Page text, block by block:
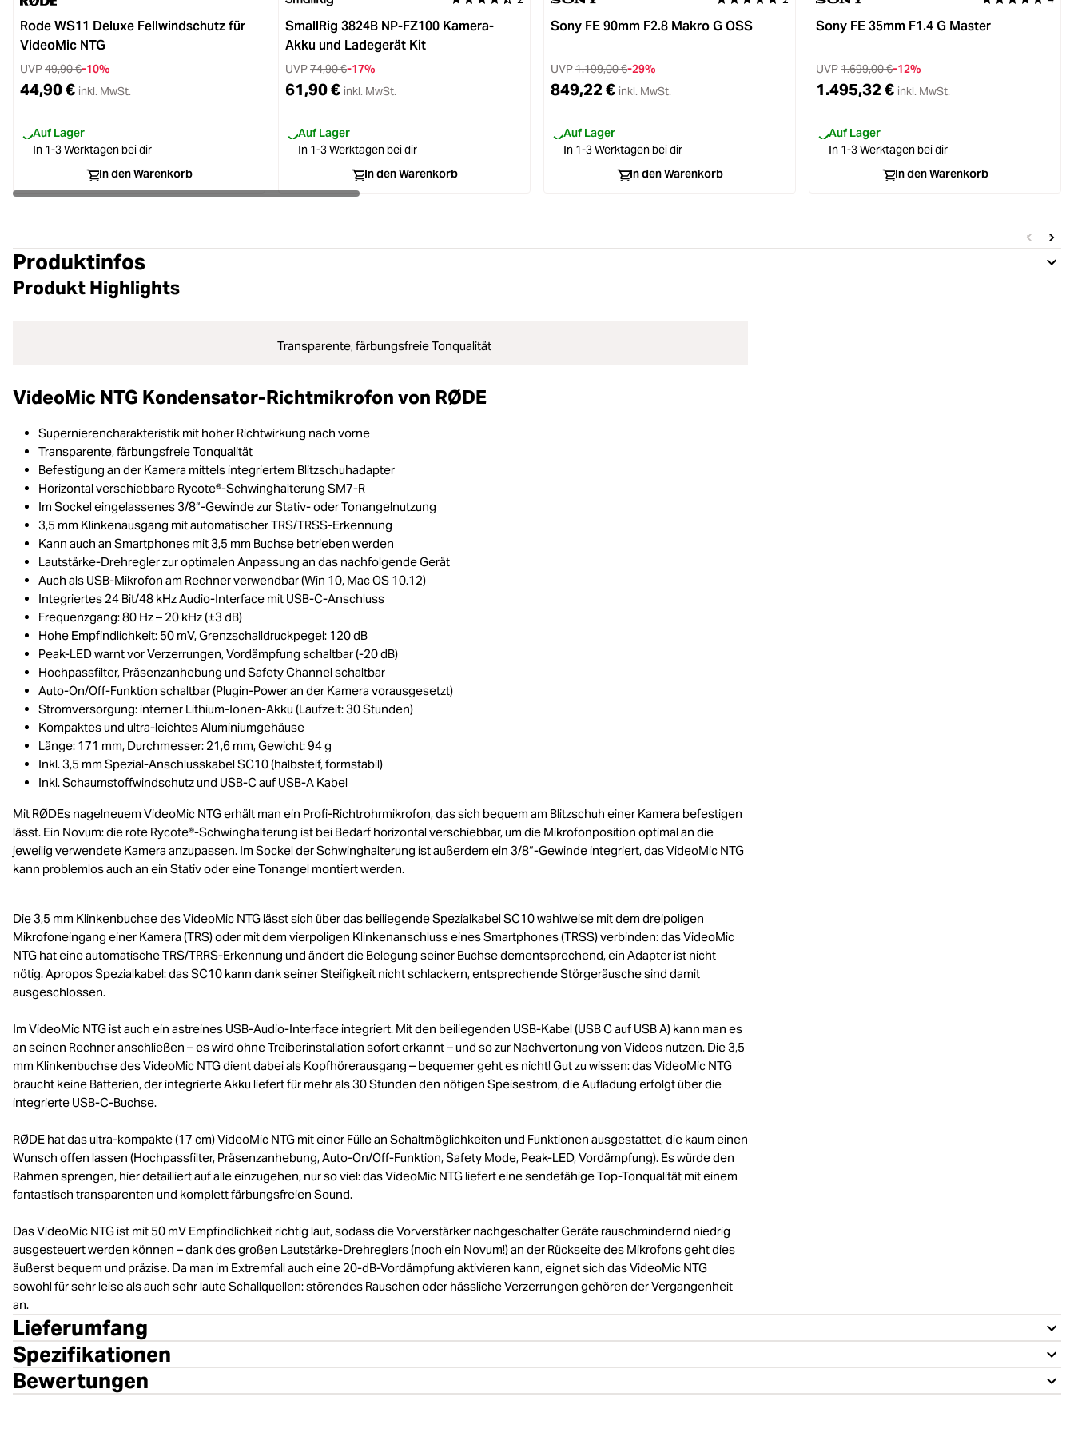
Rode WS11 Deluxe Fellwindschutz für
VideoMic NTG
UVP49,90 €-10%
44,90 € inkl. MwSt.
Auf Lager
In 1-3 Werktagen bei dir
In den Warenkorb
SmallRig 3824B NP-FZ100 Kamera-
Akku und Ladegerät Kit
UVP74,90 €-17%
61,90 € inkl. MwSt.
Auf Lager
In 1-3 Werktagen bei dir
In den Warenkorb
Sony FE 90mm F2.8 Makro G OSS
UVP1.199,00 €-29%
849,22 € inkl. MwSt.
Auf Lager
In 1-3 Werktagen bei dir
In den Warenkorb
Sony FE 35mm F1.4 G Master
UVP1.699,00 €-12%
1.495,32 € inkl. MwSt.
Auf Lager
In 1-3 Werktagen bei dir
In den Warenkorb
Produktinfos
Produkt Highlights
Transparente, färbungsfreie Tonqualität
VideoMic NTG Kondensator-Richtmikrofon von RØDE
Supernierencharakteristik mit hoher Richtwirkung nach vorne
Transparente, färbungsfreie Tonqualität
Befestigung an der Kamera mittels integriertem Blitzschuhadapter
Horizontal verschiebbare Rycote®-Schwinghalterung SM7-R
Im Sockel eingelassenes 3/8“-Gewinde zur Stativ- oder Tonangelnutzung
3,5 mm Klinkenausgang mit automatischer TRS/TRSS-Erkennung
Kann auch an Smartphones mit 3,5 mm Buchse betrieben werden
Lautstärke-Drehregler zur optimalen Anpassung an das nachfolgende Gerät
Auch als USB-Mikrofon am Rechner verwendbar (Win 10, Mac OS 10.12)
Integriertes 24 Bit/48 kHz Audio-Interface mit USB-C-Anschluss
Frequenzgang: 80 Hz – 20 kHz (±3 dB)
Hohe Empfindlichkeit: 50 mV, Grenzschalldruckpegel: 120 dB
Peak-LED warnt vor Verzerrungen, Vordämpfung schaltbar (-20 dB)
Hochpassfilter, Präsenzanhebung und Safety Channel schaltbar
Auto-On/Off-Funktion schaltbar (Plugin-Power an der Kamera vorausgesetzt)
Stromversorgung: interner Lithium-Ionen-Akku (Laufzeit: 30 Stunden)
Kompaktes und ultra-leichtes Aluminiumgehäuse
Länge: 171 mm, Durchmesser: 21,6 mm, Gewicht: 94 g
Inkl. 3,5 mm Spezial-Anschlusskabel SC10 (halbsteif, formstabil)
Inkl. Schaumstoffwindschutz und USB-C auf USB-A Kabel
Mit RØDEs nagelneuem VideoMic NTG erhält man ein Profi-Richtrohrmikrofon, das sich bequem am Blitzschuh einer Kamera befestigen
lässt. Ein Novum: die rote Rycote®-Schwinghalterung ist bei Bedarf horizontal verschiebbar, um die Mikrofonposition optimal an die
jeweilig verwendete Kamera anzupassen. Im Sockel der Schwinghalterung ist außerdem ein 3/8“-Gewinde integriert, das VideoMic NTG
kann problemlos auch an ein Stativ oder eine Tonangel montiert werden.
Die 3,5 mm Klinkenbuchse des VideoMic NTG lässt sich über das beiliegende Spezialkabel SC10 wahlweise mit dem dreipoligen
Mikrofoneingang einer Kamera (TRS) oder mit dem vierpoligen Klinkenanschluss eines Smartphones (TRSS) verbinden: das VideoMic
NTG hat eine automatische TRS/TRRS-Erkennung und ändert die Belegung seiner Buchse dementsprechend, ein Adapter ist nicht
nötig. Apropos Spezialkabel: das SC10 kann dank seiner Steifigkeit nicht schlackern, entsprechende Störgeräusche sind damit
ausgeschlossen.
Im VideoMic NTG ist auch ein astreines USB-Audio-Interface integriert. Mit den beiliegenden USB-Kabel (USB C auf USB A) kann man es
an seinen Rechner anschließen – es wird ohne Treiberinstallation sofort erkannt – und so zur Nachvertonung von Videos nutzen. Die 3,5
mm Klinkenbuchse des VideoMic NTG dient dabei als Kopfhörerausgang – bequemer geht es nicht! Gut zu wissen: das VideoMic NTG
braucht keine Batterien, der integrierte Akku liefert für mehr als 30 Stunden den nötigen Speisestrom, die Aufladung erfolgt über die
integrierte USB-C-Buchse.
RØDE hat das ultra-kompakte (17 cm) VideoMic NTG mit einer Fülle an Schaltmöglichkeiten und Funktionen ausgestattet, die kaum einen
Wunsch offen lassen (Hochpassfilter, Präsenzanhebung, Auto-On/Off-Funktion, Safety Mode, Peak-LED, Vordämpfung). Es würde den
Rahmen sprengen, hier detailliert auf alle einzugehen, nur so viel: das VideoMic NTG liefert eine sendefähige Top-Tonqualität mit einem
fantastisch transparenten und komplett färbungsfreien Sound.
Das VideoMic NTG ist mit 50 mV Empfindlichkeit richtig laut, sodass die Vorverstärker nachgeschalter Geräte rauschmindernd niedrig
ausgesteuert werden können – dank des großen Lautstärke-Drehreglers (noch ein Novum!) an der Rückseite des Mikrofons geht dies
äußerst bequem und präzise. Da man im Extremfall auch eine 20-dB-Vordämpfung aktivieren kann, eignet sich das VideoMic NTG
sowohl für sehr leise als auch sehr laute Schallquellen: störendes Rauschen oder hässliche Verzerrungen gehören der Vergangenheit
an.
Lieferumfang
Spezifikationen
Bewertungen